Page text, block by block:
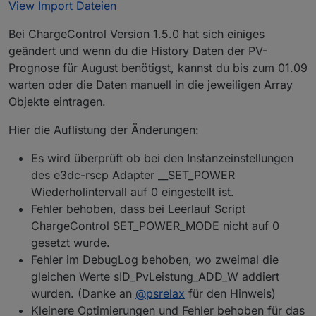
sogar, bis die günstige Zeit laut Tibber in der
Ladung manuell ansteuern, wie bei mir gerade
über einen Datenpunk für die
Aktivierung(true/false), Ziel-SOC und evtl. die
Ladestärke(Watt). Ist evtl hilfreich, wenn benutzer
deines Scripts etwas manuell machen wollen.
View Import Dateien
Bei ChargeControl Version 1.5.0 hat sich einiges
geändert und wenn du die History Daten der PV-
Prognose für August benötigst, kannst du bis zum 01.09
warten oder die Daten manuell in die jeweiligen Array
Objekte eintragen.
Hier die Auflistung der Änderungen:
Es wird überprüft ob bei den Instanzeinstellungen
des e3dc-rscp Adapter __SET_POWER
Wiederholintervall auf 0 eingestellt ist.
Fehler behoben, dass bei Leerlauf Script
ChargeControl SET_POWER_MODE nicht auf 0
gesetzt wurde.
Fehler im DebugLog behoben, wo zweimal die
gleichen Werte sID_PvLeistung_ADD_W addiert
wurden. (Danke an @psrelax für den Hinweis)
Kleinere Optimierungen und Fehler behoben für das